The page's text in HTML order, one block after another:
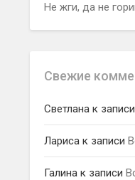
Не жги, да не
Свежие
Светланак записи
Ларисак записи
Галинак записи